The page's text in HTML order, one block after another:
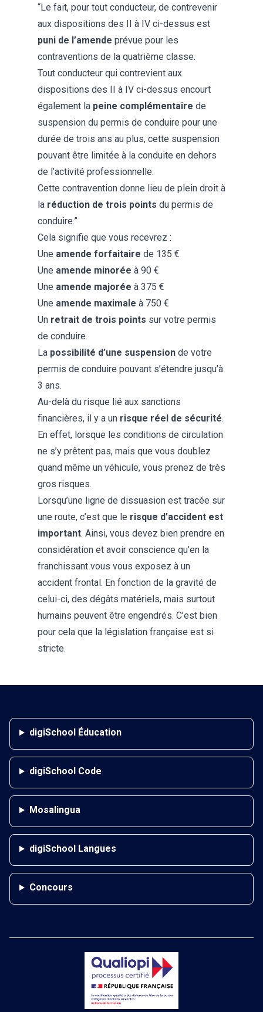
“Le fait, pour tout conducteur, de contrevenir
aux dispositions des II à IV ci-dessus est
puni de l’amende prévue pour les
contraventions de la quatrième classe.
Tout conducteur qui contrevient aux
dispositions des II à IV ci-dessus encourt
également la peine complémentaire de
suspension du permis de conduire pour une
durée de trois ans au plus, cette suspension
pouvant être limitée à la conduite en dehors
de l’activité professionnelle.
Cette contravention donne lieu de plein droit à
la réduction de trois points du permis de
conduire.”
Cela signifie que vous recevrez :
Une amende forfaitaire de 135 €
Une amende minorée à 90 €
Une amende majorée à 375 €
Une amende maximale à 750 €
Un retrait de trois points sur votre permis
de conduire.
La possibilité d’une suspension de votre
permis de conduire pouvant s’étendre jusqu’à
3 ans.
Au-delà du risque lié aux sanctions
financières, il y a un risque réel de sécurité.
En effet, lorsque les conditions de circulation
ne s’y prêtent pas, mais que vous doublez
quand même un véhicule, vous prenez de très
gros risques.
Lorsqu’une ligne de dissuasion est tracée sur
une route, c’est que le risque d’accident est
important. Ainsi, vous devez bien prendre en
considération et avoir conscience qu’en la
franchissant vous vous exposez à un
accident frontal. En fonction de la gravité de
celui-ci, des dégâts matériels, mais surtout
humains peuvent être engendrés. C’est bien
pour cela que la législation française est si
stricte.
digiSchool Éducation
digiSchool Code
Mosalingua
digiSchool Langues
Concours